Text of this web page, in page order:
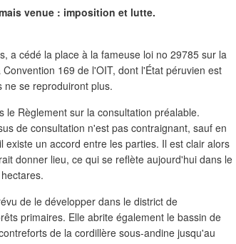
venue : imposition et lutte.
a cédé la place à la fameuse loi no 29785 sur la
169 de l'OIT, dont l'État péruvien est
ne se reproduiront plus.
Règlement sur la consultation préalable.
de consultation n'est pas contraignant, sauf en
un accord entre les parties. Il est clair alors
donner lieu, ce qui se reflète aujourd'hui dans le
de le développer dans le district de
primaires. Elle abrite également le bassin de
de la cordillère sous-andine jusqu'au